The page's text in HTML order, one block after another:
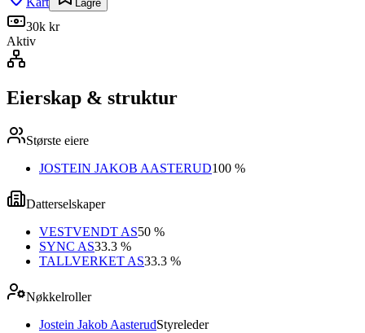
Lagre
30k kr
Aktiv
Eierskap & struktur
Største eiere
JOSTEIN JAKOB AASTERUD100 %
Datterselskaper
VESTVENDT AS50 %
SYNC AS33.3 %
TALLVERKET AS33.3 %
Nøkkelroller
Jostein Jakob AasterudStyreleder